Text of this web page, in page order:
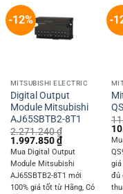
-12%
MITSUBISHI ELECTRIC
Digital Output
Module Mitsubishi
AJ65SBTB2-8T1
2.271.240₫
Original
price
was:
2.271.240 ₫.
1.997.850₫Current
price
is:
1.997.850 ₫.
Mua Digital Output
Module Mitsubishi
AJ65SBTB2-8T1 mới
100% giá tốt từ Hãng, Có
-
giá
đủ